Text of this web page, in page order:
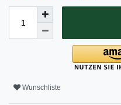
Wunschliste